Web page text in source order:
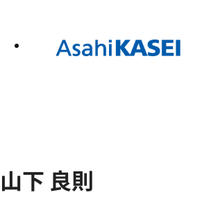
山下 良則